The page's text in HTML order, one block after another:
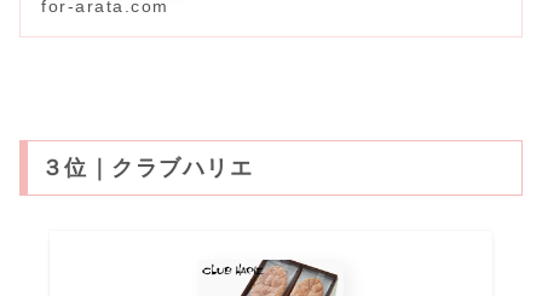
for-arata.com
３位｜クラブハリエ